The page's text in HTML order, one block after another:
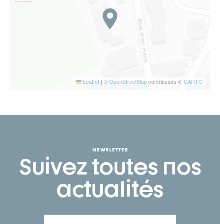
Leaflet | ©OpenStreetMapcontributors ©CARTO
NEWSLETTER
Suivez toutes nos
actualités